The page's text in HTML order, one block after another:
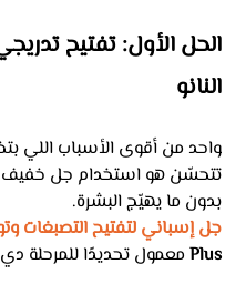
الحل الأول: تفتيح
النانو
واحد من أقوى الأسباب اللي
تتحسّن هو استخدام جل خفيف
بدون ما يهيّج البشرة.
جل إسباني لتفتيح التصبغات
Plusمعمول تحديدًا للمرحلة